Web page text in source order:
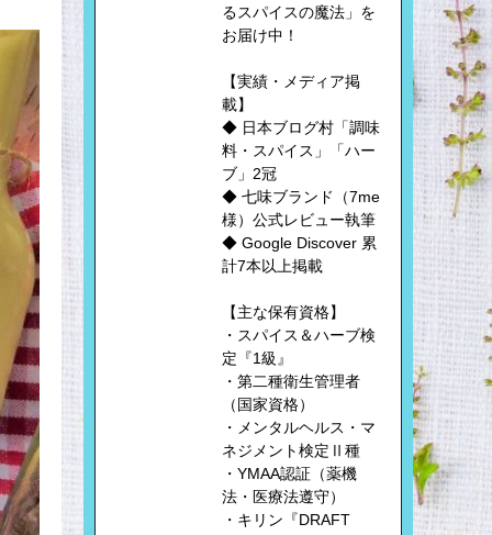
るスパイスの魔法」を
お届け中！
【実績・メディア掲
載】
◆ 日本ブログ村「調味
料・スパイス」「ハー
ブ」2冠
◆ 七味ブランド（7me
様）公式レビュー執筆
◆ Google Discover 累
計7本以上掲載
【主な保有資格】
・スパイス＆ハーブ検
定『1級』
・第二種衛生管理者
（国家資格）
・メンタルヘルス・マ
ネジメント検定Ⅱ種
・YMAA認証（薬機
法・医療法遵守）
・キリン『DRAFT